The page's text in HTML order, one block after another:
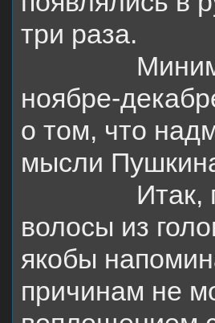
три раза.
ноябре-
о том, что
мысли
Итак,
волосы из
якобы
причинам не